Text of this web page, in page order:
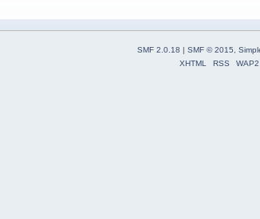
SMF 2.0.18 | SMF © 2015
XHTML
RSS WAP2